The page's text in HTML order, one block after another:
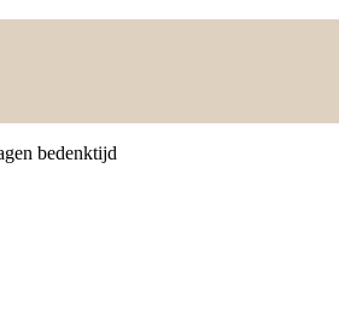
bedenktijd